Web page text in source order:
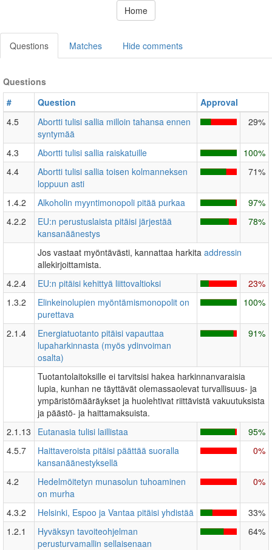
Home
Questions Matches Hide comments
Questions
#
Question
Approval
4.5
Abortti tulisi sallia milloin tahansa ennen
syntymää
29%
4.3 Abortti tulisi sallia raiskatuille
100%
4.4
Abortti tulisi sallia toisen kolmanneksen
loppuun asti
71%
1.4.2 Alkoholin myyntimonopoli pitää purkaa
97%
4.2.2
EU:n perustuslaista pitäisi järjestää
kansanäänestys
78%
Jos vastaat myöntävästi, kannattaa harkita addressin
allekirjoittamista.
4.2.4
EU:n pitäisi kehittyä liittovaltioksi
23%
1.3.2
Elinkeinolupien myöntämismonopolit on
purettava
100%
2.1.4
Energiatuotanto pitäisi vapauttaa
lupaharkinnasta (myös ydinvoiman
osalta)
91%
Tuotantolaitoksille ei tarvitsisi hakea harkinnanvaraisia
lupia, kunhan ne täyttävät olemassaolevat turvallisuus- ja
ympäristömääräykset ja huolehtivat riittävistä vakuutuksista
ja päästö- ja haittamaksuista.
2.1.13
Eutanasia tulisi laillistaa
95%
4.5.7
Haittaveroista pitäisi päättää suoralla
kansanäänestyksellä
0%
4.2
Hedelmöitetyn munasolun tuhoaminen
on murha
0%
4.3.2 Helsinki, Espoo ja Vantaa pitäisi yhdistää
33%
1.2.1
Hyväksyn tavoiteohjelman
perusturvamallin sellaisenaan
64%